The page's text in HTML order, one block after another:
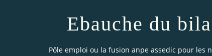
Ebauche du
Pôle emploi ou la fusion anpe assedic pour les